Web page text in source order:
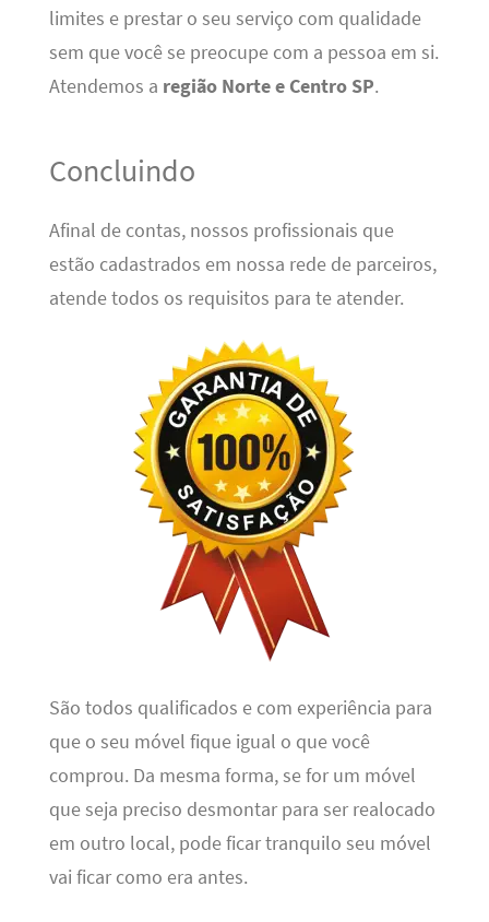
limites e prestar o seu serviço com qualidade
sem que você se preocupe com a pessoa em si.
Atendemos a região Norte e Centro SP.
Concluindo
Afinal de contas, nossos profissionais que
estão cadastrados em nossa rede de parceiros,
atende todos os requisitos para te atender.
São todos qualificados e com experiência para
que o seu móvel fique igual o que você
comprou. Da mesma forma, se for um móvel
que seja preciso desmontar para ser realocado
em outro local, pode ficar tranquilo seu móvel
vai ficar como era antes.